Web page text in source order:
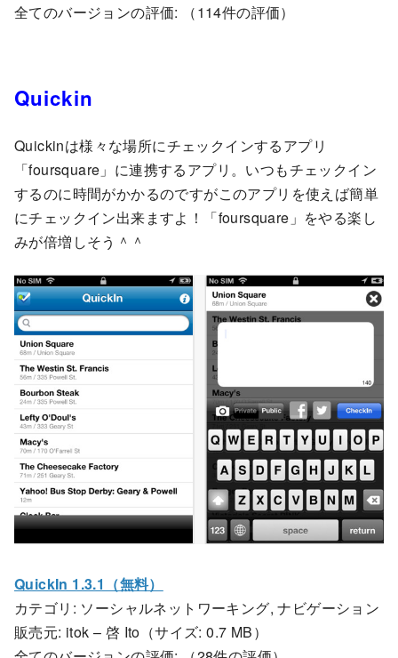
全てのバージョンの評価:
（114件の評価）
Quickin
Quickinは様々な場所にチェックインするアプリ
「foursquare」に連携するアプリ。いつもチェックイン
するのに時間がかかるのですがこのアプリを使えば簡単
にチェックイン出来ますよ！「foursquare」をやる楽し
みが倍増しそう＾＾
QuickIn 1.3.1（無料）
カテゴリ: ソーシャルネットワーキング, ナビゲーション
販売元: itok – 啓 Ito（サイズ: 0.7 MB）